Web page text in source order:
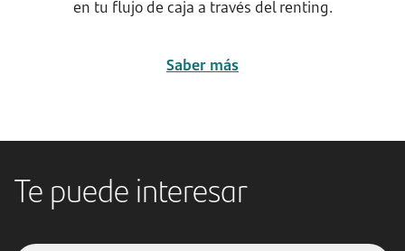
en tu flujo de caja a través del renting.
Saber más
Te puede interesar